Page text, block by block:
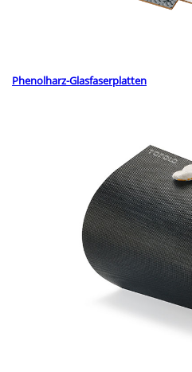
Phenolharz-Glasfaserplatten